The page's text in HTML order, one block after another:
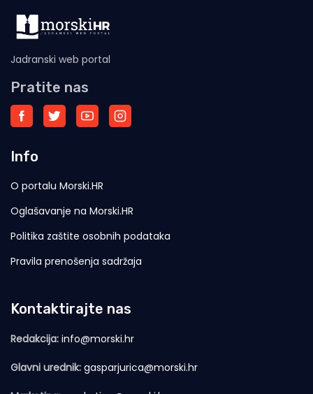
Jadranski web portal
Pratite nas
Info
O portalu Morski.HR
Oglašavanje na Morski.HR
Politika zaštite osobnih podataka
Pravila prenošenja sadržaja
Kontaktirajte nas
Redakcija: info@morski.hr
Glavni urednik: gasparjurica@morski.hr